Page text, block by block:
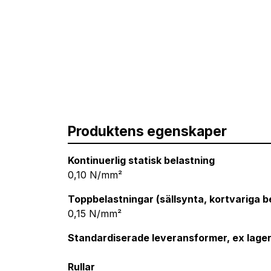
Produktens egenskaper
Kontinuerlig statisk belastning
0,10 N/mm²
Toppbelastningar (sällsynta, kortvariga
0,15 N/mm²
Standardiserade leveransformer, ex lager
Rullar